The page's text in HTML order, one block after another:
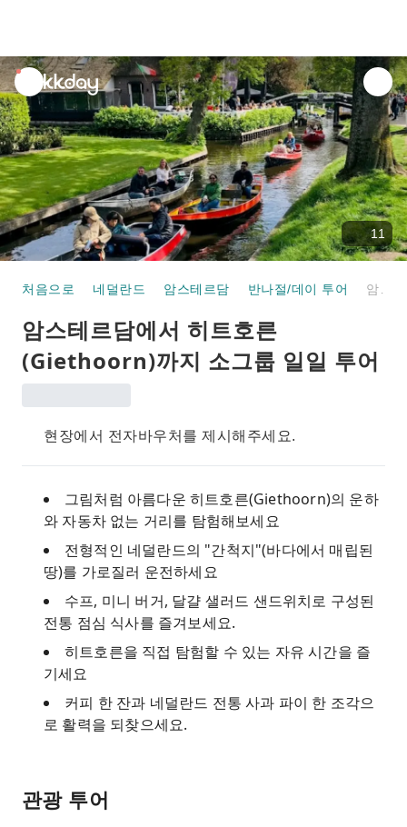
unread
notifications
11
처음으로 네덜란드 암스테르담 반나절/데이 투어
암스테르담에서 히트호른
(Giethoorn)까지 소그룹 일일 투어
현장에서 전자바우처를 제시해주세요.
그림처럼 아름다운 히트호른(Giethoorn)의 운하
와 자동차 없는 거리를 탐험해보세요
전형적인 네덜란드의 "간척지"(바다에서 매립된
땅)를 가로질러 운전하세요
수프, 미니 버거, 달걀 샐러드 샌드위치로 구성된
전통 점심 식사를 즐겨보세요.
히트호른을 직접 탐험할 수 있는 자유 시간을 즐
기세요
커피 한 잔과 네덜란드 전통 사과 파이 한 조각으
로 활력을 되찾으세요.
관광 투어